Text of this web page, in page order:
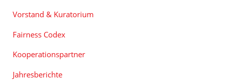
Vorstand & Kuratorium
Fairness Codex
Kooperationspartner
Jahresberichte